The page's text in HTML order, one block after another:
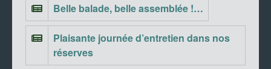
Belle balade, belle assemblée !…
Plaisante journée d’entretien dans nos
réserves